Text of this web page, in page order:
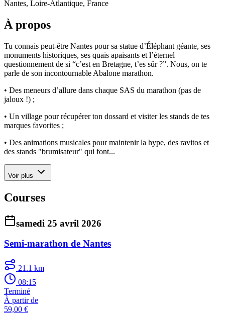
Nantes, Loire-Atlantique, France
À propos
Tu connais peut-être Nantes pour sa statue d’Éléphant géante, ses
monuments historiques, ses quais apaisants et l’éternel
questionnement de si “c’est en Bretagne, t’es sûr ?”. Nous, on te
parle de son incontournable Abalone marathon.
• Des meneurs d’allure dans chaque SAS du marathon (pas de
jaloux !) ;
• Un village pour récupérer ton dossard et visiter les stands de tes
marques favorites ;
• Des animations musicales pour maintenir la hype, des ravitos et
des stands "brumisateur" qui font...
Voir plus
Courses
samedi 25 avril 2026
Semi-marathon de Nantes
21.1 km
08:15
Terminé
À partir de
59,00 €